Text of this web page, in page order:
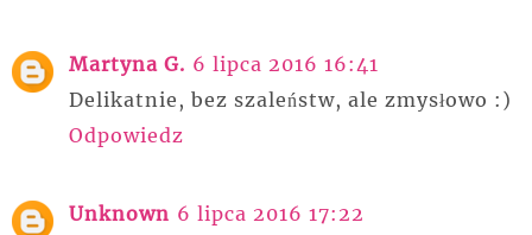
Martyna G. 6 lipca 2016 16:41
Delikatnie, bez szaleństw, ale zmysłowo :)
Odpowiedz
Unknown 6 lipca 2016 17:22